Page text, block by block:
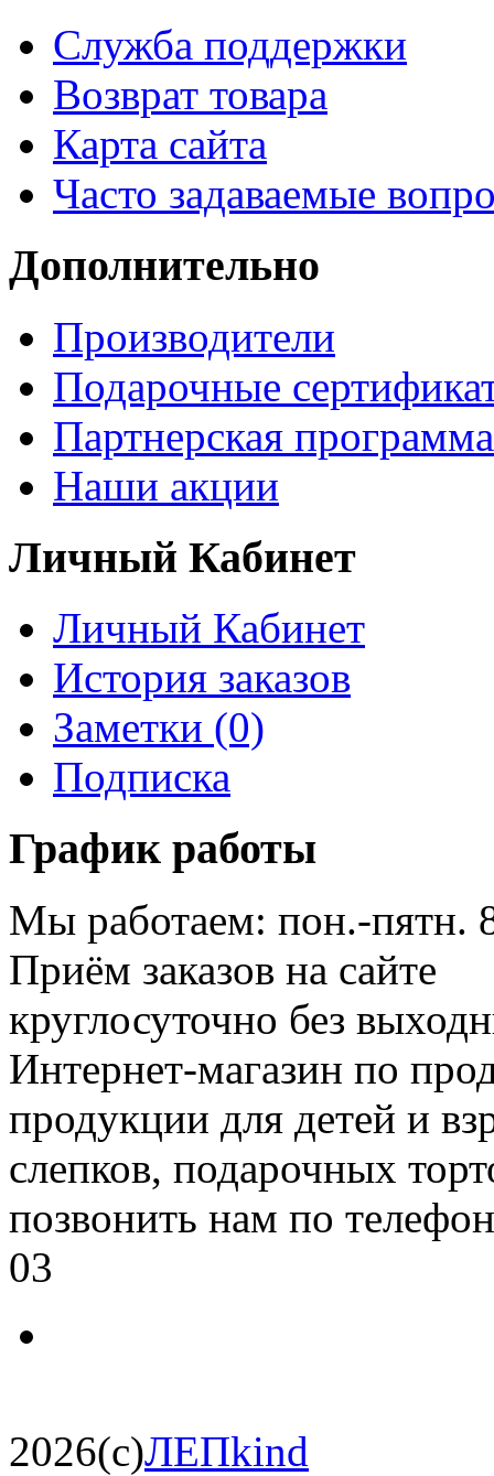
Служба поддержки
Возврат товара
Карта сайта
Часто задаваемые
Дополнительно
Производители
Подарочные
Партнерская программа
Наши акции
Личный Кабинет
Личный Кабинет
История заказов
Заметки (0)
Подписка
График работы
Мы работаем: пон.-пятн.
Приём заказов на сайте
круглосуточно без
Интернет-магазин по
продукции для детей и
слепков, подарочных
позвонить нам по
03
2026(c)ЛЕПkind